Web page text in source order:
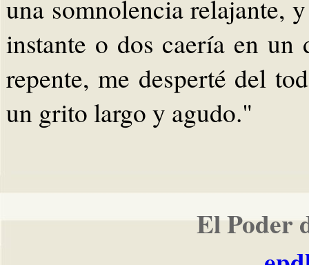
una somnolencia relajante,
instante o dos caería en un
repente, me desperté del
un grito largo y agudo."
El Poder